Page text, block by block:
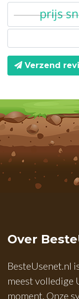
Verzend
Over
BesteUsenet.nl
meest volledige
moment. Onze